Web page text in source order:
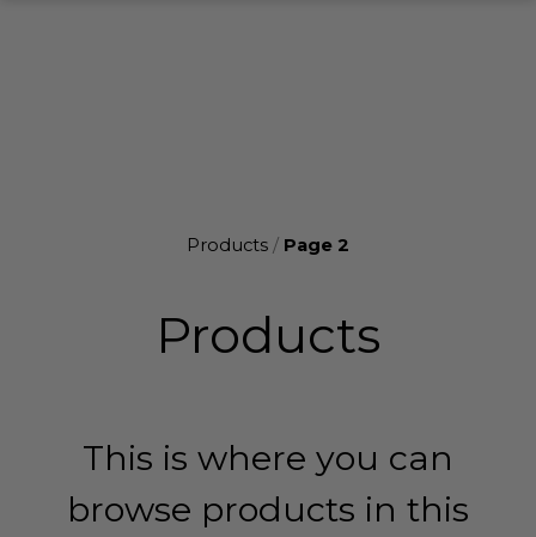
Products / Page 2
Products
This is where you can
browse products in this